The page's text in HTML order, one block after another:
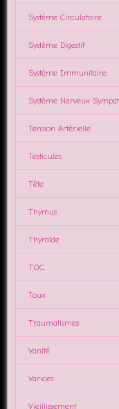
Système Circulatoire
Système Digestif
Système Immunitaire
Système Nerveux
Tension Artérielle
Testicules
Tête
Thymus
Thyroïde
T.O.C.
Toux
Traumatismes
Vanité
Varices
Vieillissement